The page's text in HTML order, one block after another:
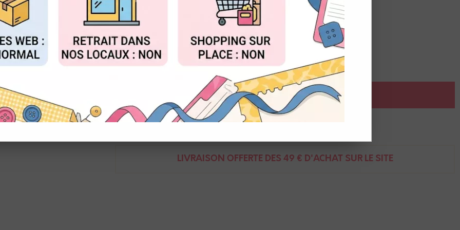
Réf. :1050.5002.COL.60
Vivant
Ficelle en coton avec fil métallisé.
Bobine de 50m
AJOUTER AU PANIER
Demande de renseignement
LIVRAISON OFFERTE DÈS 49 € D'ACHAT SUR LE SITE
ACCEPTER TOUT